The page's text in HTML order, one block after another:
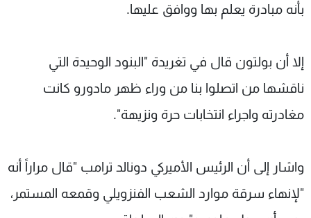
بأنه مبادرة يعلم بها ووافق عليها.
إلا أن بولتون قال في تغريدة "البنود الوحيدة التي
ناقشها من اتصلوا بنا من وراء ظهر مادورو كانت
مغادرته واجراء انتخابات حرة ونزيهة".
واشار إلى أن الرئيس الأميركي دونالد ترامب "قال مراراً أنه
"لإنهاء سرقة موارد الشعب الفنزويلي وقمعه المستمر،